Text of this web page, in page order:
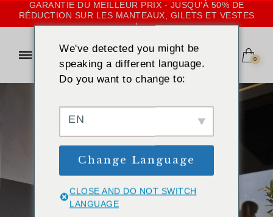
GARANTIE DU MEILLEUR PRIX - JUSQU'À 50% DE
RÉDUCTION SUR LES MANTEAUX, GILETS ET VESTES
!
0
We've detected you might be
speaking a different language.
Do you want to change to:
EN
Change Language
CLOSE AND DO NOT SWITCH
LANGUAGE